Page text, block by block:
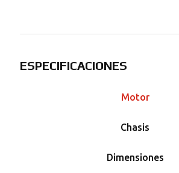
ESPECIFICACIONES
Motor
Chasis
Dimensiones